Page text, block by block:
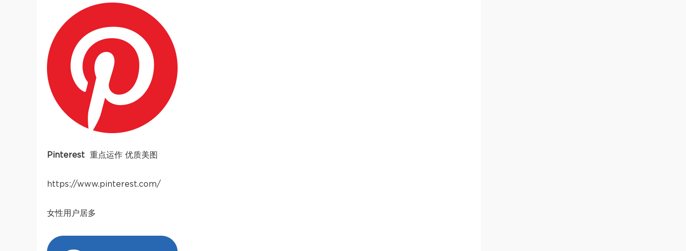
Pinterest 重点运作 优质美图
https://www.pinterest.com/
女性用户居多